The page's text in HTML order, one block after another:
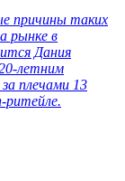
причины таких
рынке в
Дания
летним
плечами 13
ритейле.